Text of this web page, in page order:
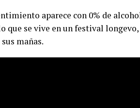
aparece con 0% de
que se vive en un festival longevo,
mañas.